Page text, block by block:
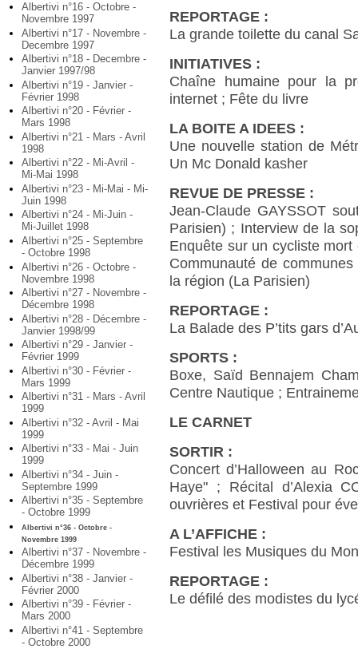
Albertivi n°16 - Octobre -
Novembre 1997
Albertivi n°17 - Novembre -
Decembre 1997
Albertivi n°18 - Decembre -
Janvier 1997/98
Albertivi n°19 - Janvier -
Février 1998
Albertivi n°20 - Février -
Mars 1998
Albertivi n°21 - Mars - Avril
1998
Albertivi n°22 - Mi-Avril -
Mi-Mai 1998
Albertivi n°23 - Mi-Mai - Mi-
Juin 1998
Albertivi n°24 - Mi-Juin -
Mi-Juillet 1998
Albertivi n°25 - Septembre
- Octobre 1998
Albertivi n°26 - Octobre -
Novembre 1998
Albertivi n°27 - Novembre -
Décembre 1998
Albertivi n°28 - Décembre -
Janvier 1998/99
Albertivi n°29 - Janvier -
Février 1999
Albertivi n°30 - Février -
Mars 1999
Albertivi n°31 - Mars - Avril
1999
Albertivi n°32 - Avril - Mai
1999
Albertivi n°33 - Mai - Juin
1999
Albertivi n°34 - Juin -
Septembre 1999
Albertivi n°35 - Septembre
- Octobre 1999
Albertivi n°36 - Octobre -
Novembre 1999
Albertivi n°37 - Novembre -
Décembre 1999
Albertivi n°38 - Janvier -
Février 2000
Albertivi n°39 - Février -
Mars 2000
Albertivi n°41 - Septembre
- Octobre 2000
REPORTAGE :
La grande toilette du canal
INITIATIVES :
Chaîne humaine pour la
internet ; Fête du livre
LA BOITE A IDEES :
Une nouvelle station de
Un Mc Donald kasher
REVUE DE PRESSE :
Jean-Claude GAYSSOT
Parisien) ; Interview de la
Enquête sur un cycliste
Communauté de
la région (La Parisien)
REPORTAGE :
La Balade des P’tits gars
SPORTS :
Boxe, Saïd Bennajem
Centre Nautique ;
LE CARNET
SORTIR :
Concert d’Halloween au
Haye" ; Récital d’Alexia
ouvrières et Festival pour
A L’AFFICHE :
Festival les Musiques du
REPORTAGE :
Le défilé des modistes du